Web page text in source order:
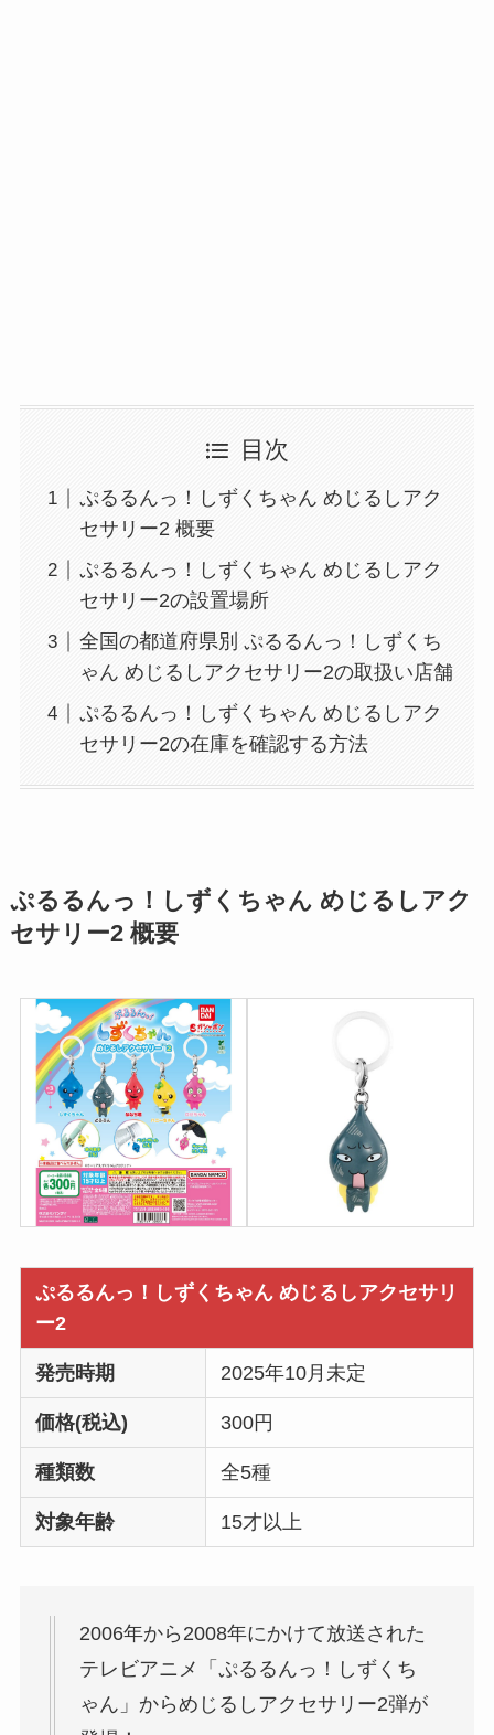
目次
ぷるるんっ！しずくちゃん めじるしアク
セサリー2 概要
ぷるるんっ！しずくちゃん めじるしアク
セサリー2の設置場所
全国の都道府県別 ぷるるんっ！しずくち
ゃん めじるしアクセサリー2の取扱い店舗
ぷるるんっ！しずくちゃん めじるしアク
セサリー2の在庫を確認する方法
ぷるるんっ！しずくちゃん めじるしアク
セサリー2 概要
ぷるるんっ！しずくちゃん めじるしアクセサリ
ー2
発売時期 2025年10月未定
価格(税込) 300円
種類数 全5種
対象年齢 15才以上
2006年から2008年にかけて放送された
テレビアニメ「ぷるるんっ！しずくち
ゃん」からめじるしアクセサリー2弾が